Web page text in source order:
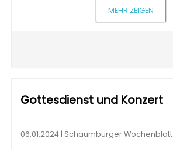
MEHR ZEIGEN
Gottesdienst und Konzert
06.01.2024 | Schaumburger Wochenblatt